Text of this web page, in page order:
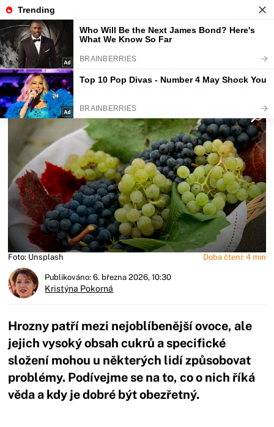
Fajntip.cz Zdraví a vztahy
Po kterém ovoci se nejvíc tloustne?
Češi to netuší a cpou se jím na kila
Foto: Unsplash Doba čtení: 4 min
Publikováno: 6. března 2026, 10:30
Kristýna Pokorná
Hrozny patří mezi nejoblíbenější ovoce, ale
jejich vysoký obsah cukrů a specifické
složení mohou u některých lidí způsobovat
problémy. Podívejme se na to, co o nich říká
věda a kdy je dobré být obezřetný.